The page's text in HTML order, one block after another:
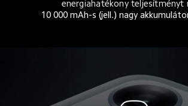
energiahatékony teljesítményt
10 000 mAh-s (jell.) nagy